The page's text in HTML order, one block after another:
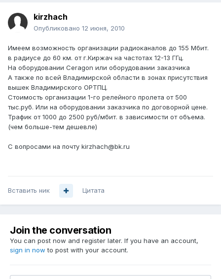
kirzhach
Опубликовано 12 июня, 2010
Имеем возможность организации радиоканалов до 155 Мбит.
в радиусе до 60 км. от г.Киржач на частотах 12-13 ГГц.
На оборудовании Ceragon или оборудовании заказчика
А также по всей Владимирской области в зонах присутствия
вышек Владимирского ОРТПЦ.
Стоимость организации 1-го релейного пролета от 500
тыс.руб. Или на оборудовании заказчика по договорной цене.
Трафик от 1000 до 2500 руб/мбит. в зависимости от объема.
(чем больше-тем дешевле)
С вопросами на почту kirzhach@bk.ru
Вставить ник Цитата
Join the conversation
You can post now and register later. If you have an account,
sign in now to post with your account.